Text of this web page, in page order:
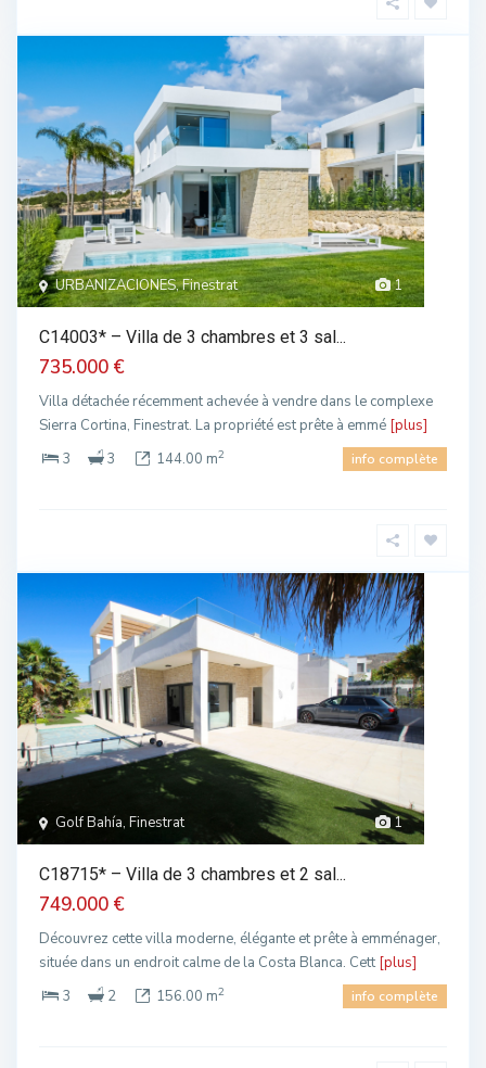
1
URBANIZACIONES, Finestrat
C14003* – Villa de 3 chambres et 3 sal...
735.000 €
Villa détachée récemment achevée à vendre dans le complexe
Sierra Cortina, Finestrat. La propriété est prête à emmé [plus]
3
3 144.00 m2 info complète
1
Golf Bahía, Finestrat
C18715* – Villa de 3 chambres et 2 sal...
749.000 €
Découvrez cette villa moderne, élégante et prête à emménager,
située dans un endroit calme de la Costa Blanca. Cett [plus]
3
2 156.00 m2 info complète